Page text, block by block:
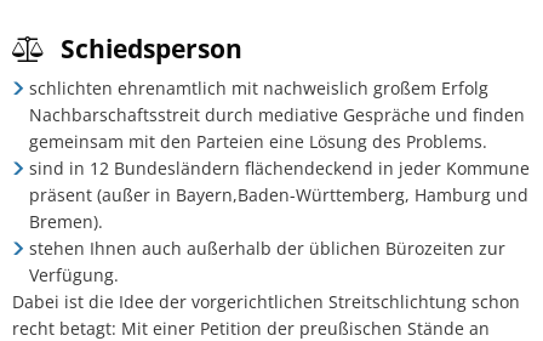
Klima und Umwelt
Not- und Bereitschaftsdienste
Online-Dienste und Formulare
Rentenberatung
Schiedsperson
Verbandsgemeinde Daun
Downloads
Erklärfilm
Newsletter
Projekte
Regionale Zusammenarbeit
Resiliente Dörfer
Schiedsperson
Schiedsperson
schlichten ehrenamtlich mit nachweislich großem Erfolg
Nachbarschaftsstreit durch mediative Gespräche und finden
gemeinsam mit den Parteien eine Lösung des Problems.
sind in 12 Bundesländern flächendeckend in jeder Kommune
präsent (außer in Bayern,Baden-Württemberg, Hamburg und
Bremen).
stehen Ihnen auch außerhalb der üblichen Bürozeiten zur
Verfügung.
Dabei ist die Idee der vorgerichtlichen Streitschlichtung schon
recht betagt: Mit einer Petition der preußischen Stände an